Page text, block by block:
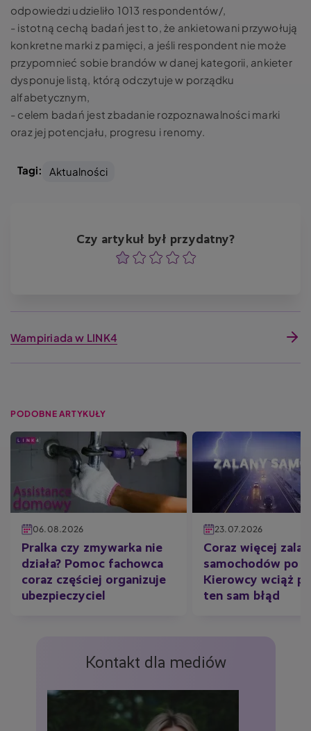
odpowiedzi udzieliło 1013 respondentów/,
- istotną cechą badań jest to, że ankietowani przywołują
konkretne marki z pamięci, a jeśli respondent nie może
przypomnieć sobie brandów w danej kategorii, ankieter
dysponuje listą, którą odczytuje w porządku
alfabetycznym,
- celem badań jest zbadanie rozpoznawalności marki
oraz jej potencjału, progresu i renomy.
Tagi: Aktualności
Czy artykuł był przydatny?
OcenaOcenaOcena
OcenaOcena
Wampiriada w LINK4
PODOBNE ARTYKUŁY
06.08.2026
Pralka czy zmywarka nie
działa? Pomoc fachowca
coraz częściej organizuje
ubezpieczyciel
23.07.2026
Coraz więcej
samochodów po
Kierowcy wciąż
ten sam błąd
Kontakt dla mediów